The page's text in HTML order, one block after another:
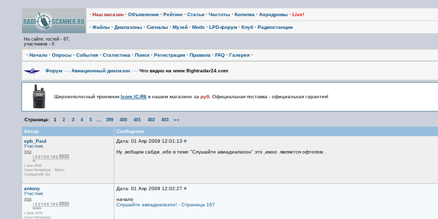
· Наш магазин· Объявления· Рейтинг· Статьи· Частоты · Копилка · Аэродромы · Live!
· Файлы · Диапазоны · Сигналы · Музей· Mods · LPD-форум· Клуб· Радиостанции
На сайте: гостей - 67,
участников - 0
· Начало· Опросы · События· Статистика · Поиск· Регистрация· Правила · FAQ· Галерея·
Форум —› Авиационный диапазон —›Что видно на www.flightradar24.com
Широкополосный приемник Icom IC-R6в нашем магазине за руб. Официальная поставка - официальная гарантия!
Страница: 1 2 3 4 5 399 400 401 402 403 »»
Автор
Сообщение
spb_Paul
Участник
с ноя 2008
Санкт-Петербург , Tallinn
Сообщений: 116
Дата: 01 Апр 2009 12:01:13 #
Ну ,вобщем сабдж ,ибо в теме "Слушайте авиадиапазон" это ,имхо .является офтопом .
antony
Участник
с фев 2005
Санкт-Петербург
Дата: 01 Апр 2009 12:02:27 #
начало
Слушайте авиадиапазон! - Страница 167